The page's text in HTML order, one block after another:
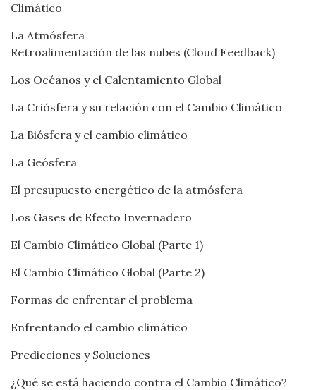
Climático
La Atmósfera
Retroalimentación de las nubes (Cloud Feedback)
Los Océanos y el Calentamiento Global
La Criósfera y su relación con el Cambio Climático
La Biósfera y el cambio climático
La Geósfera
El presupuesto energético de la atmósfera
Los Gases de Efecto Invernadero
El Cambio Climático Global (Parte 1)
El Cambio Climático Global (Parte 2)
Formas de enfrentar el problema
Enfrentando el cambio climático
Predicciones y Soluciones
¿Qué se está haciendo contra el Cambio Climático?